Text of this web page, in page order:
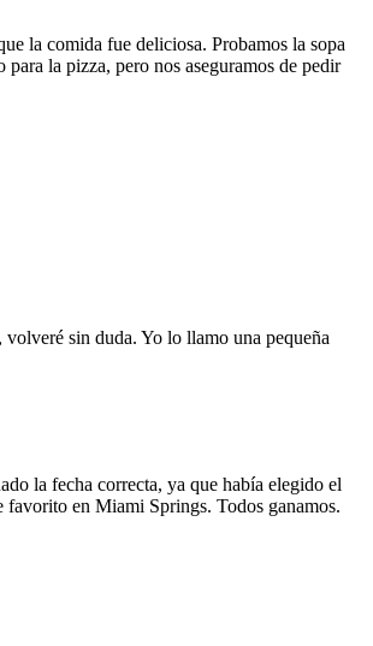
la comida fue deliciosa. Probamos la sopa
la pizza, pero nos aseguramos de pedir
sin duda. Yo lo llamo una pequeña
la fecha correcta, ya que había elegido el
favorito en Miami Springs. Todos ganamos.